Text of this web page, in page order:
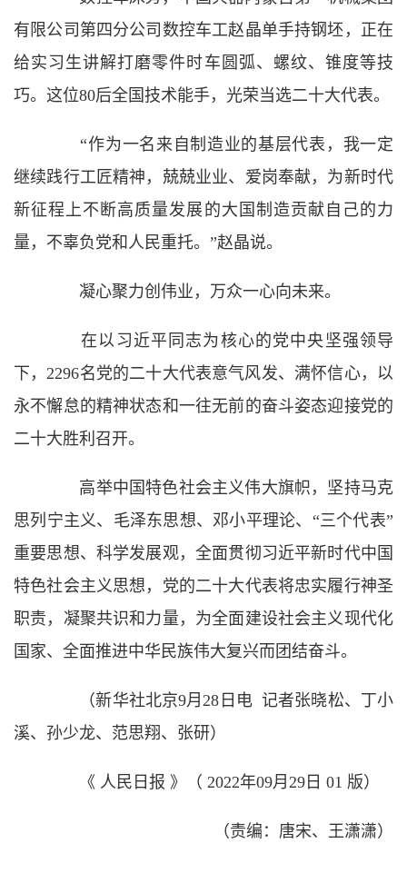
有限公司第四分公司数控车工赵晶单手持钢坯，正在
给实习生讲解打磨零件时车圆弧、螺纹、锥度等技
巧。这位80后全国技术能手，光荣当选二十大代表。
“作为一名来自制造业的基层代表，我一定
继续践行工匠精神，兢兢业业、爱岗奉献，为新时代
新征程上不断高质量发展的大国制造贡献自己的力
量，不辜负党和人民重托。”赵晶说。
凝心聚力创伟业，万众一心向未来。
在以习近平同志为核心的党中央坚强领导
下，2296名党的二十大代表意气风发、满怀信心，以
永不懈怠的精神状态和一往无前的奋斗姿态迎接党的
二十大胜利召开。
高举中国特色社会主义伟大旗帜，坚持马克
思列宁主义、毛泽东思想、邓小平理论、“三个代表”
重要思想、科学发展观，全面贯彻习近平新时代中国
特色社会主义思想，党的二十大代表将忠实履行神圣
职责，凝聚共识和力量，为全面建设社会主义现代化
国家、全面推进中华民族伟大复兴而团结奋斗。
（新华社北京9月28日电 记者张晓松、丁小
溪、孙少龙、范思翔、张研）
《 人民日报 》（ 2022年09月29日 01 版）
（责编：唐宋、王潇潇）